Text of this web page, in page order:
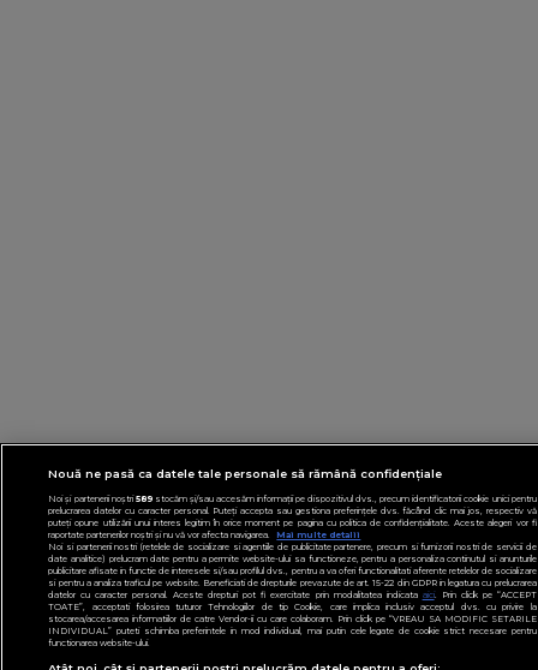
Nouă ne pasă ca datele tale personale să rămână confidențiale
Noi și partenerii noștri589stocăm și/sau accesăm informații pe dispozitivul dvs., precum identificatorii cookie unici pentru
prelucrarea datelor cu caracter personal. Puteți accepta sau gestiona preferințele dvs. făcând clic mai jos, respectiv vă
puteți opune utilizării unui interes legitim în orice moment pe pagina cu politica de confidențialitate. Aceste alegeri vor fi
raportate partenerilor noștri și nu vă vor afecta navigarea.
Mai multe detalii
Noi si partenerii nostri (retelele de socializare si agentiile de publicitate partenere, precum si furnizorii nostri de servicii de
date analitice) prelucram date pentru a permite website-ului sa functioneze, pentru a personaliza continutul si anunturile
publicitare afisate in functie de interesele si/sau profilul dvs., pentru a va oferi functionalitati aferente retelelor de socializare
si pentru a analiza traficul pe website. Beneficiati de drepturile prevazute de art. 15-22 din GDPR in legatura cu prelucrarea
datelor cu caracter personal. Aceste drepturi pot fi exercitate prin modalitatea indicata aici. Prin click pe “ACCEPT
TOATE”, acceptati folosirea tuturor Tehnologiilor de tip Cookie, care implica inclusiv acceptul dvs. cu privire la
stocarea/accesarea informatiilor de catre Vendor-ii cu care colaboram. Prin click pe “VREAU SA MODIFIC SETARILE
INDIVIDUAL” puteti schimba preferintele in mod individual, mai putin cele legate de cookie strict necesare pentru
functionarea website-ului.